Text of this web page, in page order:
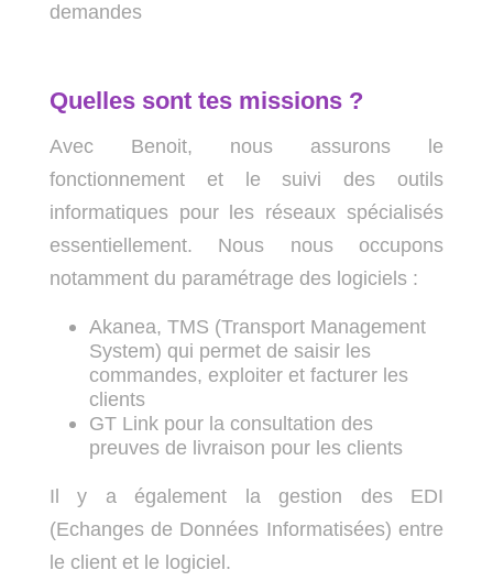
demandes
Quelles sont tes missions ?
Avec Benoit, nous assurons le
fonctionnement et le suivi des outils
informatiques pour les réseaux spécialisés
essentiellement. Nous nous occupons
notamment du paramétrage des logiciels :
Akanea, TMS (Transport Management
System) qui permet de saisir les
commandes, exploiter et facturer les
clients
GT Link pour la consultation des
preuves de livraison pour les clients
Il y a également la gestion des EDI
(Echanges de Données Informatisées) entre
le client et le logiciel.